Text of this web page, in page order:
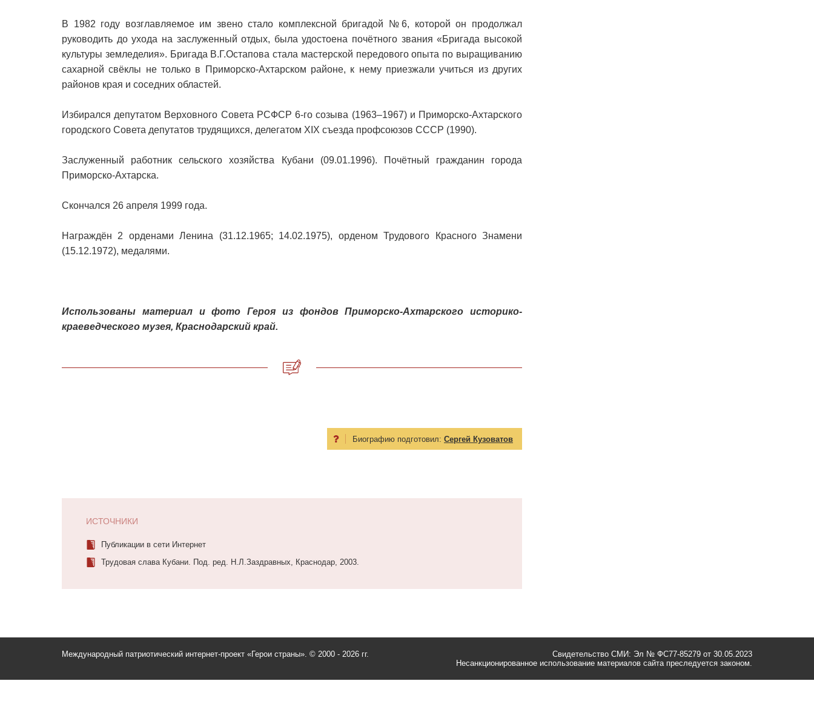
В 1982 году возглавляемое им звено стало комплексной бригадой №6, которой он продолжал
руководить до ухода на заслуженный отдых, была удостоена почётного звания «Бригада высокой
культуры земледелия». Бригада В.Г.Остапова стала мастерской передового опыта по выращиванию
сахарной свёклы не только в Приморско-Ахтарском районе, к нему приезжали учиться из других
районов края и соседних областей.
Избирался депутатом Верховного Совета РСФСР 6-го созыва (1963–1967) и Приморско-Ахтарского
городского Совета депутатов трудящихся, делегатом XIX съезда профсоюзов СССР (1990).
Заслуженный работник сельского хозяйства Кубани (09.01.1996). Почётный гражданин города
Приморско-Ахтарска.
Скончался 26 апреля 1999 года.
Награждён 2 орденами Ленина (31.12.1965; 14.02.1975), орденом Трудового Красного Знамени
(15.12.1972), медалями.
Использованы материал и фото Героя из фондов Приморско-Ахтарского историко-
краеведческого музея, Краснодарский край.
Биографию подготовил: Сергей Кузоватов
ИСТОЧНИКИ
Публикации в сети Интернет
Трудовая слава Кубани. Под. ред. Н.Л.Заздравных, Краснодар, 2003.
Международный патриотический интернет-проект «Герои страны». © 2000 - 2026 гг.
Свидетельство СМИ: Эл № ФС77-85279 от 30.05.2023
Несанкционированное использование материалов сайта преследуется законом.